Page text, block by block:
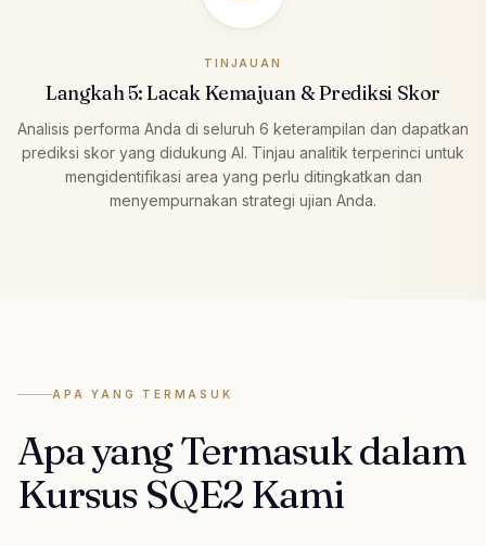
TINJAUAN
Langkah 5: Lacak Kemajuan & Prediksi Skor
Analisis performa Anda di seluruh 6 keterampilan dan dapatkan
prediksi skor yang didukung AI. Tinjau analitik terperinci untuk
mengidentifikasi area yang perlu ditingkatkan dan
menyempurnakan strategi ujian Anda.
APA YANG TERMASUK
Apa yang Termasuk dalam
Kursus SQE2 Kami